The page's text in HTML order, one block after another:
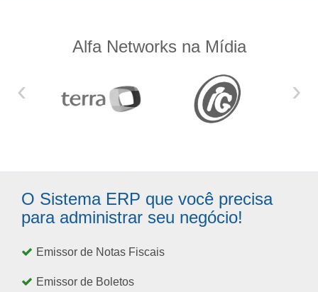
Alfa Networks na Mídia
‹ ›
O Sistema ERP que você precisa
para administrar seu negócio!
Emissor de Notas Fiscais
Emissor de Boletos